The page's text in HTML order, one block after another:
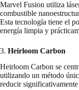
Marvel Fusion utiliza
combustible
Esta tecnología tiene el
energía limpia y
3. Heirloom Carbon
Heirloom Carbon se
utilizando un método
reducir